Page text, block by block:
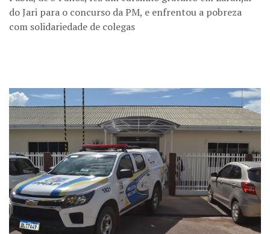
do Jari para o concurso da PM, e enfrentou a pobreza
com solidariedade de colegas